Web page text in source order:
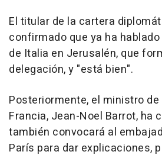
El titular de la cartera
confirmado que ya ha
de Italia en Jerusalén, que
delegación, y "está bien".
Posteriormente, el ministro
Francia, Jean-Noel Barrot, ha
también convocará al
París para dar explicaciones,